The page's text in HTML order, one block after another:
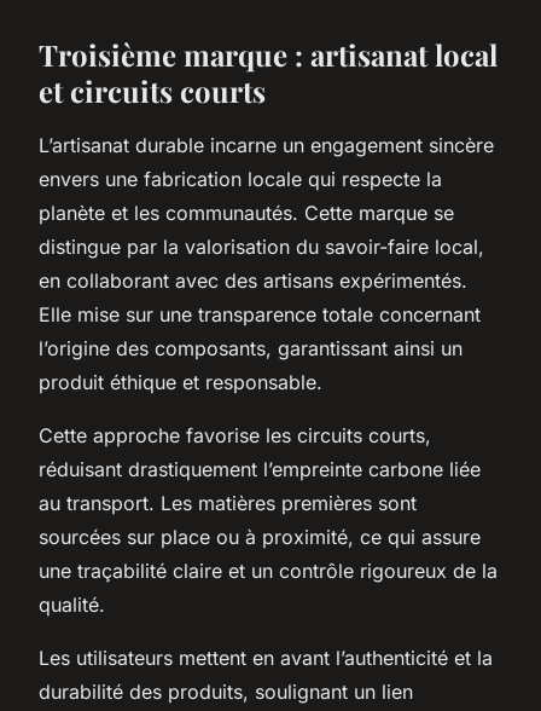
Troisième marque : artisanat local
et circuits courts
L’artisanat durable incarne un engagement sincère
envers une fabrication locale qui respecte la
planète et les communautés. Cette marque se
distingue par la valorisation du savoir-faire local,
en collaborant avec des artisans expérimentés.
Elle mise sur une transparence totale concernant
l’origine des composants, garantissant ainsi un
produit éthique et responsable.
Cette approche favorise les circuits courts,
réduisant drastiquement l’empreinte carbone liée
au transport. Les matières premières sont
sourcées sur place ou à proximité, ce qui assure
une traçabilité claire et un contrôle rigoureux de la
qualité.
Les utilisateurs mettent en avant l’authenticité et la
durabilité des produits, soulignant un lien